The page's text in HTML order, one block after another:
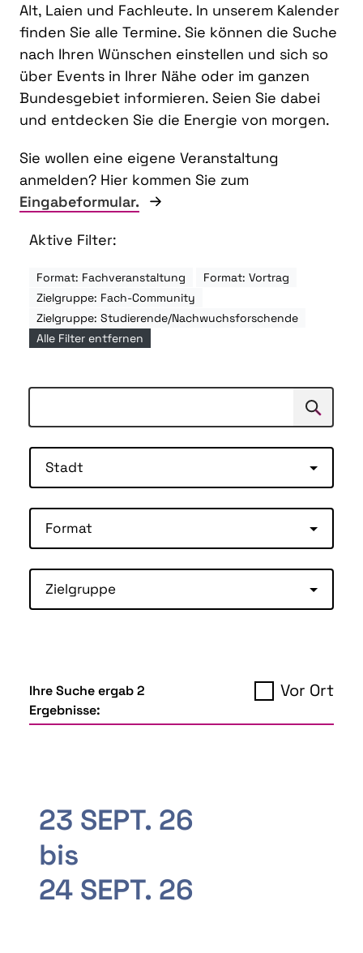
Alt, Laien und Fachleute. In unserem Kalender
finden Sie alle Termine. Sie können die Suche
nach Ihren Wünschen einstellen und sich so
über Events in Ihrer Nähe oder im ganzen
Bundesgebiet informieren. Seien Sie dabei
und entdecken Sie die Energie von morgen.
Sie wollen eine eigene Veranstaltung
anmelden? Hier kommen Sie zum
Eingabeformular.
Aktive Filter:
Format: Fachveranstaltung
Format: Vortrag
Zielgruppe: Fach-Community
Zielgruppe: Studierende/Nachwuchsforschende
Alle Filter entfernen
Suchen
Stadt
Format
Zielgruppe
Ihre Suche ergab 2
Ergebnisse:
Vor Ort
23 SEPT. 26
bis
24 SEPT. 26